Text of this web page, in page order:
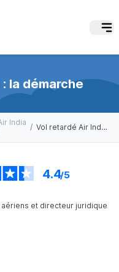
la démarche
India
/ Vol retardé Air India : la démarche
4.4/5
et directeur juridique